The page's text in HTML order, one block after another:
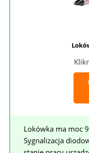
Lokówka ma moc
Sygnalizacja